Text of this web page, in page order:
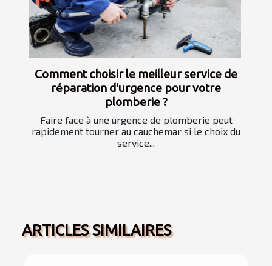
Comment choisir le meilleur service de
réparation d'urgence pour votre
plomberie ?
Faire face à une urgence de plomberie peut
rapidement tourner au cauchemar si le choix du
service...
ARTICLES SIMILAIRES